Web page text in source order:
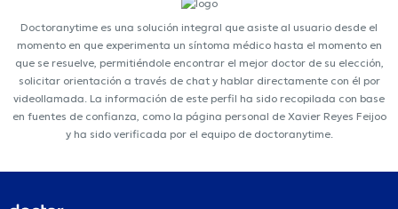
Doctoranytime es una solución integral que asiste al usuario desde el
momento en que experimenta un síntoma médico hasta el momento en
que se resuelve, permitiéndole encontrar el mejor doctor de su elección,
solicitar orientación a través de chat y hablar directamente con él por
videollamada. La información de este perfil ha sido recopilada con base
en fuentes de confianza, como la página personal de Xavier Reyes Feijoo
y ha sido verificada por el equipo de doctoranytime.